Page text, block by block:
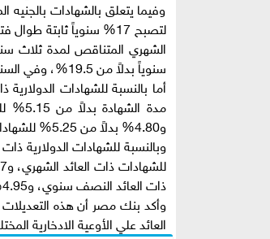
سنوياً بدلاً من 19.5%، وفي السنة الثالثة إلى 13.5% سنوياً بدلاً من 16%.
و4.80% بدلاً من 5.25% للشهادات ذات العائد النصف سنوي، و4.85% بدلاً من 5.30% للشهادات ذات العائد السنوي.
ذات العائد النصف سنوي، و4.95% بدلاً من 5.15% للشهادات ذات العائد السنوي.
وأكد بنك مصر أن هذه
العائد علي الأوعية الادخارية